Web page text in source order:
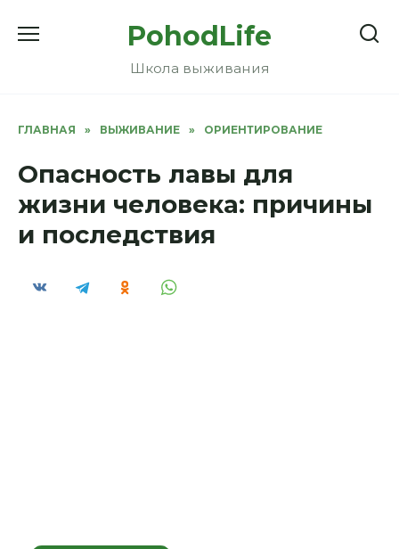
PohodLife
Школа выживания
ГЛАВНАЯ » ВЫЖИВАНИЕ » ОРИЕНТИРОВАНИЕ
Опасность лавы для
жизни человека: причины
и последствия